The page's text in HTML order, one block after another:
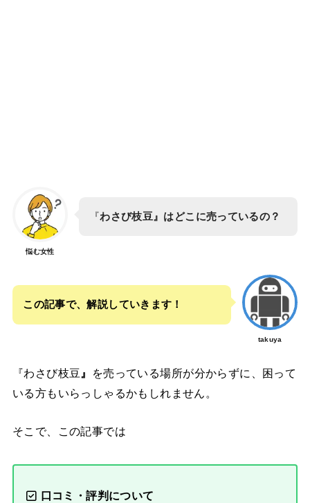
悩む女性
『わさび枝豆』はどこに売っているの？
takuya
この記事で、解説していきます！
『わさび枝豆 』
を売っている場所が分からずに、困って
いる方もいらっしゃるかもしれません。
そこで、この記事では
口コミ・評判について